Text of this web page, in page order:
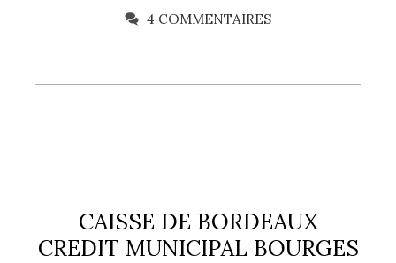
4 COMMENTAIRES
CAISSE DE BORDEAUX
CREDIT MUNICIPAL BOURGES